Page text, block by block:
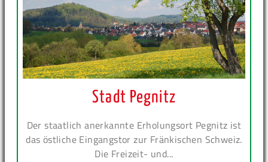
Stadt Pegnitz
Der staatlich anerkannte Erholungsort Pegnitz ist
das östliche Eingangstor zur Fränkischen Schweiz.
Die Freizeit- und...